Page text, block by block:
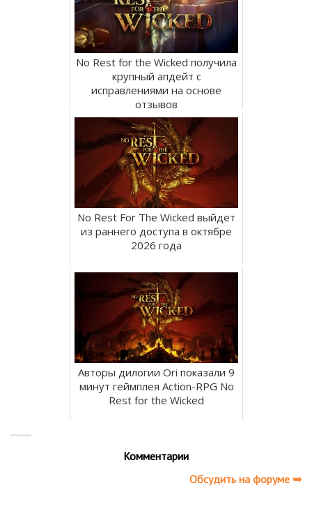
No Rest for the Wicked получила
крупный апдейт с
исправлениями на основе
отзывов
No Rest For The Wicked выйдет
из раннего доступа в октябре
2026 года
Авторы дилогии Ori показали 9
минут геймплея Action-RPG No
Rest for the Wicked
Комментарии
Обсудить на форуме ➥